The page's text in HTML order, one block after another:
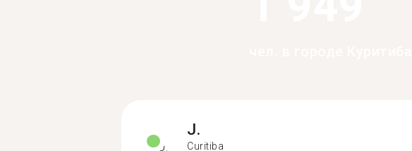
J.
Curitiba